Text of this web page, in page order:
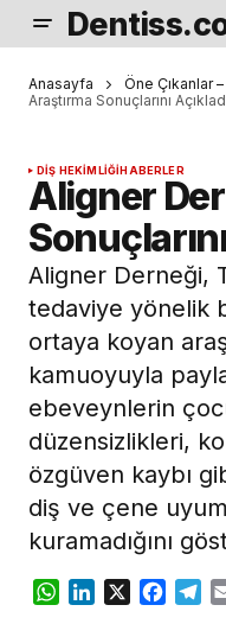
Anasayfa Öne Çıkanlar
Araştırma Sonuçlarını
DIŞ HEKIMLIĞIHABERLER
Aligner
Aligner Derneği,
tedaviye yönelik
ortaya koyan
kamuoyuyla
ebeveynlerin
düzensizlikleri,
özgüven kaybı
diş ve çene
kuramadığını
WhatsApp
LinkedIn
X